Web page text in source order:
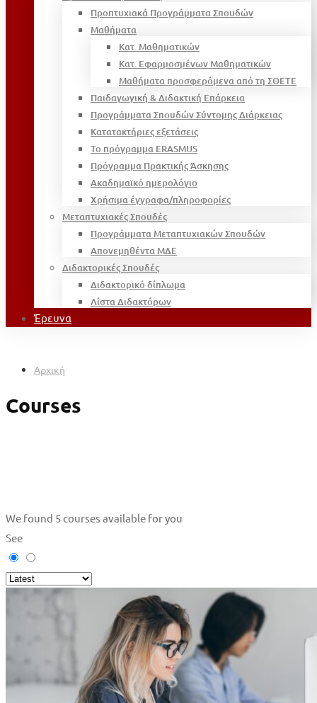
Προπτυχιακά Προγράμματα Σπουδών
Μαθήματα
Κατ. Μαθηματικών
Κατ. Εφαρμοσμένων Μαθηματικών
Μαθήματα προσφερόμενα από τη ΣΘΕΤΕ
Παιδαγωγική & Διδακτική Επάρκεια
Προγράμματα Σπουδών Σύντομης Διάρκειας
Κατατακτήριες εξετάσεις
Το πρόγραμμα ERASMUS
Πρόγραμμα Πρακτικής Άσκησης
Ακαδημαϊκό ημερολόγιο
Χρήσιμα έγγραφα/πληροφορίες
Μεταπτυχιακές Σπουδές
Προγράμματα Μεταπτυχιακών Σπουδών
Απονεμηθέντα ΜΔΕ
Διδακτορικές Σπουδές
Διδακτορικό δίπλωμα
Λίστα Διδακτόρων
Έρευνα
Αρχική
Courses
We found 5courses available for you
See